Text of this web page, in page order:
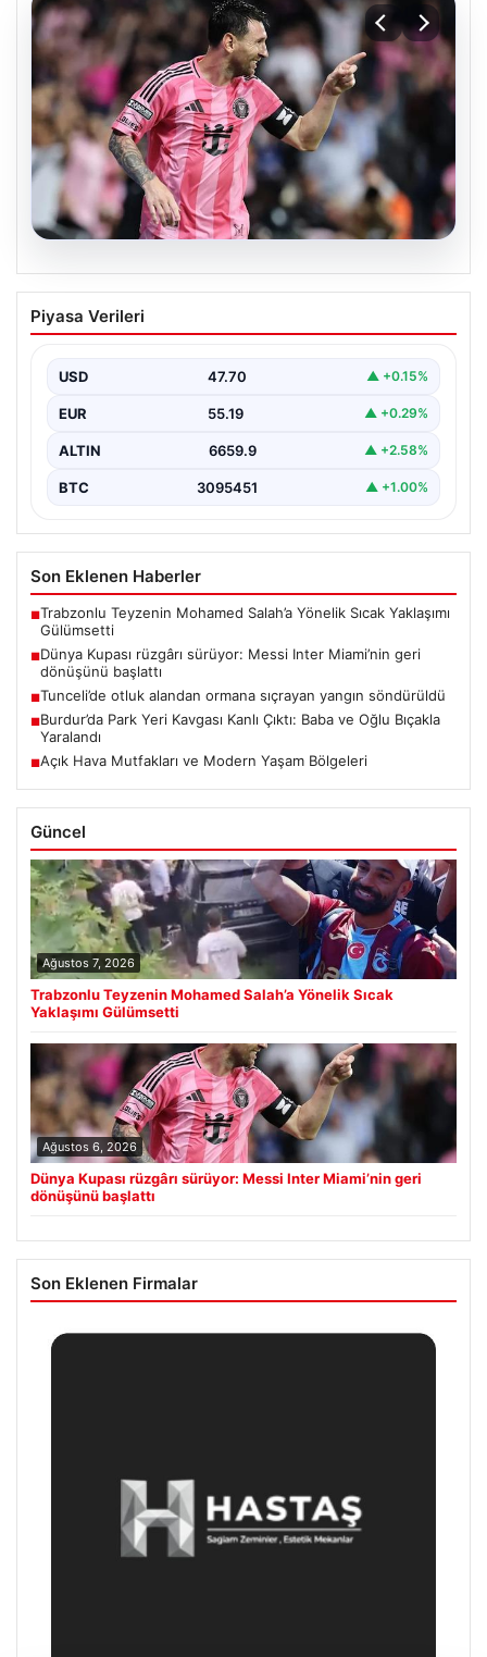
Dünya Kupası rüzgârı sürüyor: Messi
Inter Miami’nin geri dönüşünü başlattı
karşısında geriye düştüğü bir mücadelede sahadan…
Piyasa Verileri
USD 47.70 ▲ +0.15%
EUR 55.19 ▲ +0.29%
ALTIN 6659.9 ▲ +2.58%
BTC 3095451 ▲ +1.00%
Son Eklenen Haberler
■Trabzonlu Teyzenin Mohamed Salah’a Yönelik Sıcak Yaklaşımı
Gülümsetti
■Dünya Kupası rüzgârı sürüyor: Messi Inter Miami’nin geri
dönüşünü başlattı
■Tunceli’de otluk alandan ormana sıçrayan yangın söndürüldü
■Burdur’da Park Yeri Kavgası Kanlı Çıktı: Baba ve Oğlu Bıçakla
Yaralandı
■Açık Hava Mutfakları ve Modern Yaşam Bölgeleri
Güncel
Ağustos 7, 2026
Trabzonlu Teyzenin Mohamed Salah’a Yönelik Sıcak
Yaklaşımı Gülümsetti
Ağustos 6, 2026
Dünya Kupası rüzgârı sürüyor: Messi Inter Miami’nin geri
dönüşünü başlattı
Son Eklenen Firmalar